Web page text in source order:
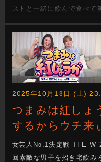
ストと一緒に飲んで食べて
さんも一緒に宅飲みしてる
2025年10月18日 (土)
つまみは紅しょ
するからウチ
女芸人No.1決定戦 THE W
回素敵な男子を招き宅飲み